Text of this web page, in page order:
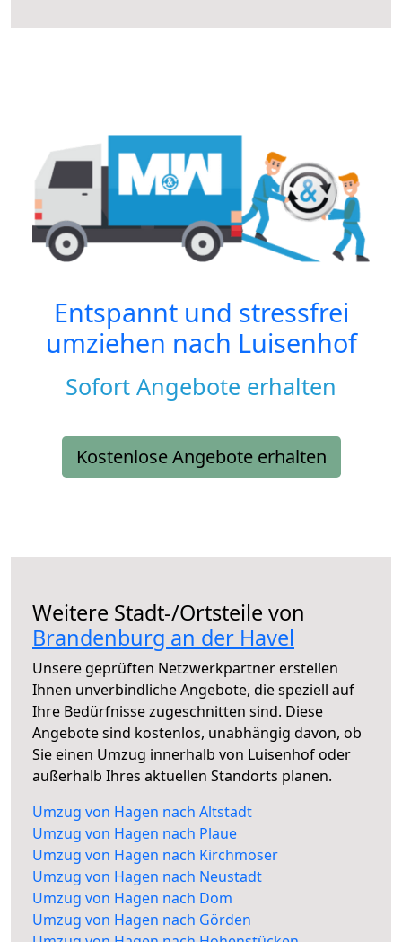
Entspannt und stressfrei
umziehen nach Luisenhof
Sofort Angebote erhalten
Kostenlose Angebote erhalten
Weitere Stadt-/Ortsteile von
Brandenburg an der Havel
Unsere geprüften Netzwerkpartner erstellen
Ihnen unverbindliche Angebote, die speziell auf
Ihre Bedürfnisse zugeschnitten sind. Diese
Angebote sind kostenlos, unabhängig davon, ob
Sie einen Umzug innerhalb von Luisenhof oder
außerhalb Ihres aktuellen Standorts planen.
Umzug von Hagen nach Altstadt
Umzug von Hagen nach Plaue
Umzug von Hagen nach Kirchmöser
Umzug von Hagen nach Neustadt
Umzug von Hagen nach Dom
Umzug von Hagen nach Görden